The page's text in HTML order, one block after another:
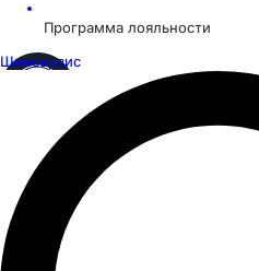
Программа лояльности
Шинсервис